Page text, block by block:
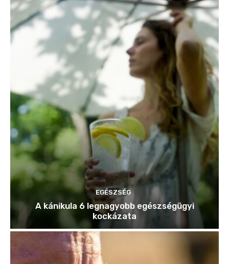
EGÉSZSÉG
A kánikula 6 legnagyobb egészségügyi
kockázata